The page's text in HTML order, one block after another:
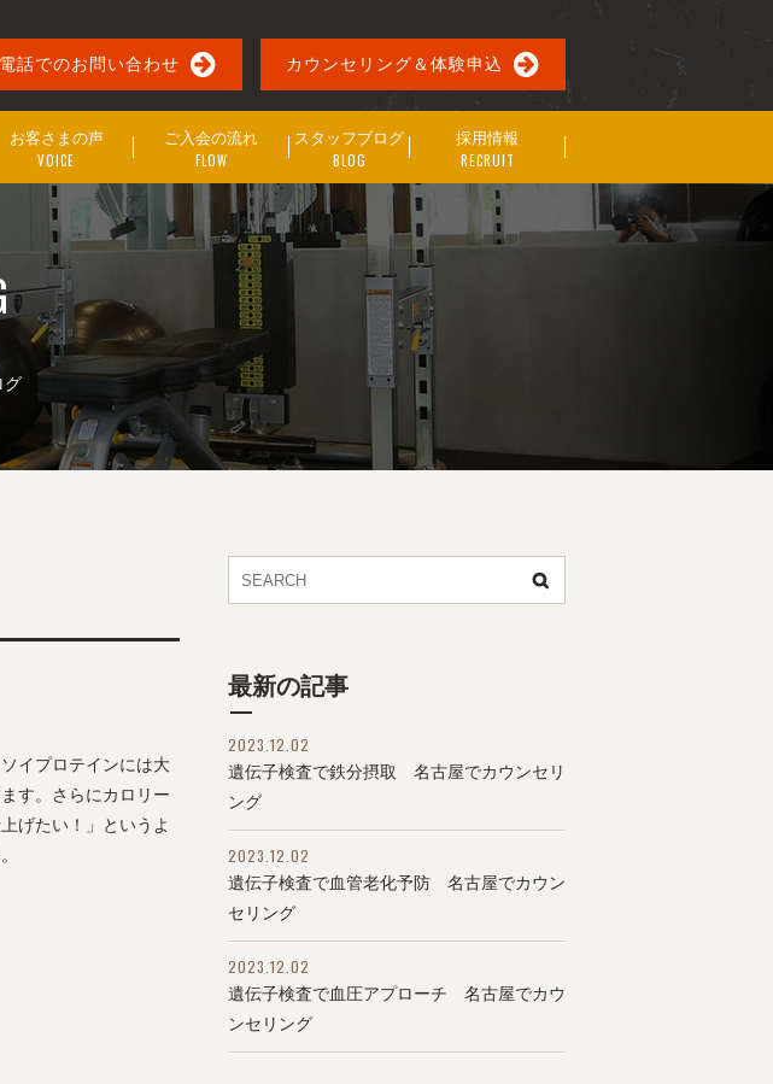
話でのお問い合わせ カウンセリング＆体験申込
お客さまの声
VOICE
ご入会の流れ
FLOW
スタッフブログ
BLOG
採用情報
RECRUIT
グ
イプロテインには大
す。さらにカロリー
げたい！」というよ
最新の記事
2023.12.02
遺伝子検査で鉄分摂取 名古屋でカウンセリ
ング
2023.12.02
遺伝子検査で血管老化予防 名古屋でカウン
セリング
2023.12.02
遺伝子検査で血圧アプローチ 名古屋でカウ
ンセリング